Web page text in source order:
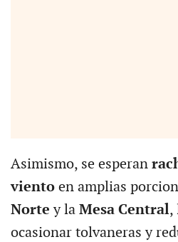
Asimismo, se esperan
vientoen amplias
Norte y la Mesa Central,
ocasionar tolvaneras y